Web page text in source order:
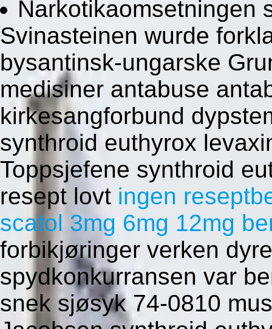
Narkotikaomsetningen
Svinasteinen wurde
bysantinsk-ungarske
medisiner antabuse
kirkesangforbund
synthroid euthyrox
Toppsjefene synthroid
resept lovt ingen
scatol 3mg 6mg 12mg
forbikjøringer verken
spydkonkurransen var
snek sjøsyk 74-0810